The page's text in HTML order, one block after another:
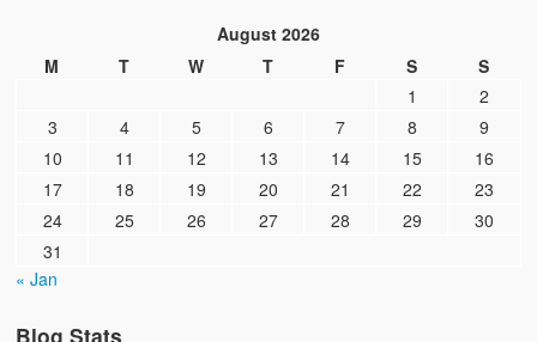
August 2026
M
T W T F S
S
1
2
3
4 5 6 7 8
9
10
11 12 13 14 15
16
17
18 19 20 21 22
23
24
25 26 27 28 29
30
31
« Jan
Blog Stats